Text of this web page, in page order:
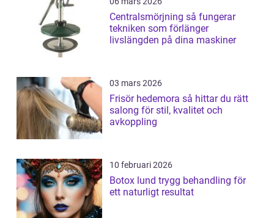
Centralsmörjning så fungerar
tekniken som förlänger
livslängden på dina maskiner
03 mars 2026
Frisör hedemora så hittar du rätt
salong för stil, kvalitet och
avkoppling
10 februari 2026
Botox lund trygg behandling för
ett naturligt resultat